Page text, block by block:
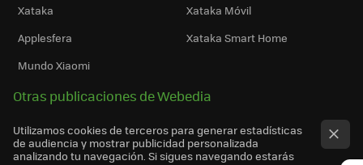
Xataka
Xataka Móvil
Applesfera
Xataka Smart Home
Mundo Xiaomi
Otras publicaciones de Webedia
Utilizamos cookies de terceros para generar estadísticas
de audiencia y mostrar publicidad personalizada
analizando tu navegación. Si sigues navegando estarás